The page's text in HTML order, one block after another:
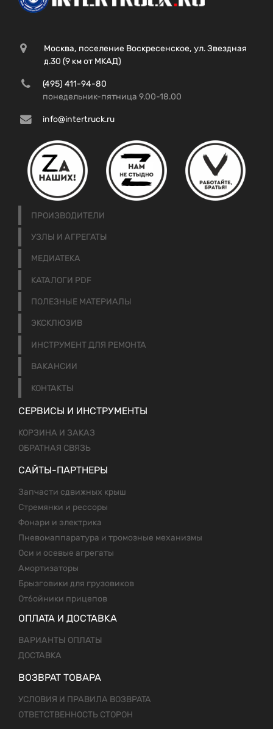
Москва, поселение Воскресенское, ул. Звездная
д.30 (9 км от МКАД)
(495) 411-94-80
понедельник-пятница 9.00-18.00
info@intertruck.ru
ПРОИЗВОДИТЕЛИ
УЗЛЫ И АГРЕГАТЫ
МЕДИАТЕКА
КАТАЛОГИ PDF
ПОЛЕЗНЫЕ МАТЕРИАЛЫ
ЭКСКЛЮЗИВ
ИНСТРУМЕНТ ДЛЯ РЕМОНТА
ВАКАНСИИ
КОНТАКТЫ
СЕРВИСЫ И ИНСТРУМЕНТЫ
КОРЗИНА И ЗАКАЗ
ОБРАТНАЯ СВЯЗЬ
САЙТЫ-ПАРТНЕРЫ
Запчасти сдвижных крыш
Стремянки и рессоры
Фонари и электрика
Пневомаппаратура и тромозные механизмы
Оси и осевые агрегаты
Амортизаторы
Брызговики для грузовиков
Отбойники прицепов
ОПЛАТА И ДОСТАВКА
ВАРИАНТЫ ОПЛАТЫ
ДОСТАВКА
ВОЗВРАТ ТОВАРА
УСЛОВИЯ И ПРАВИЛА ВОЗВРАТА
ОТВЕТСТВЕННОСТЬ СТОРОН